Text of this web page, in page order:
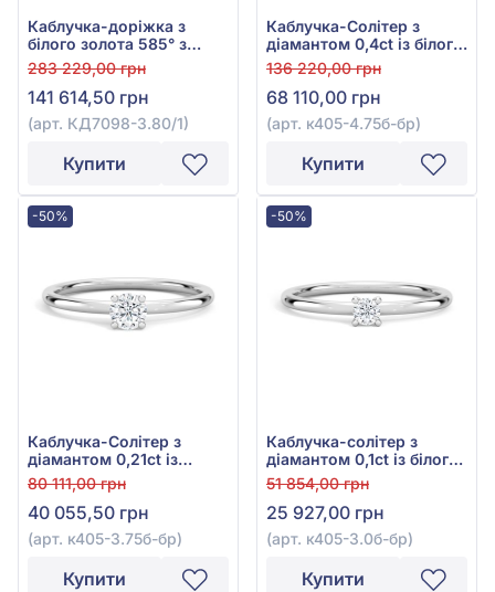
Каблучка-доріжка з
білого золота 585° з
діамантами 1,16ct, арт.
КД7098-3.80/1
283 229,00 грн
141 614,50 грн
(арт. КД7098-3.80/1)
Купити
Каблучка-Солітер з
діамантом 0,4ct із білого
золота 585°, арт. к405-
4.75б-бр
136 220,00 грн
68 110,00 грн
(арт. к405-4.75б-бр)
Купити
-50%
Каблучка-Солітер з
діамантом 0,21ct із
білого золота 585°, арт.
к405-3.75б-бр
80 111,00 грн
40 055,50 грн
(арт. к405-3.75б-бр)
Купити
-50%
Каблучка-солітер з
діамантом 0,1ct із білого
золота 585°, арт. к405-
3.0б-бр
51 854,00 грн
25 927,00 грн
(арт. к405-3.0б-бр)
Купити